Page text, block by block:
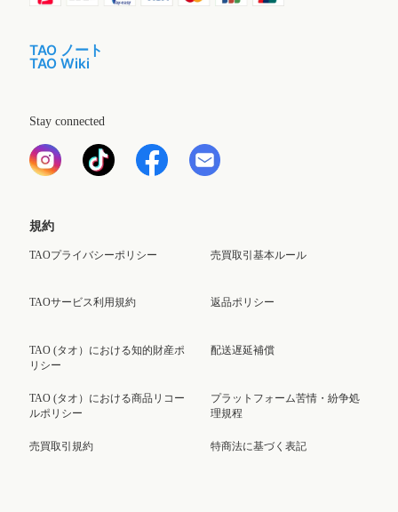
TAO ノート
TAO Wiki
Stay connected
規約
TAOプライバシーポリシー
TAOサービス利用規約
TAO (タオ）における知的財産ポ
リシー
TAO (タオ）における商品リコー
ルポリシー
売買取引規約
売買取引基本ルール
返品ポリシー
配送遅延補償
プラットフォーム苦情・紛争処
理規程
特商法に基づく表記